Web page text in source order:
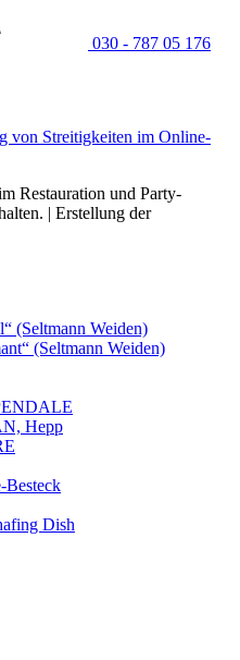
030 - 787 05 176
von Streitigkeiten im Online-
Restauration und Party-
| Erstellung der
(Seltmann Weiden)
(Seltmann Weiden)
Hepp
Besteck
Dish